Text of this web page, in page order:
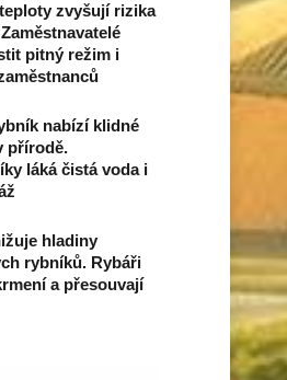
zvyšují rizika
pitný režim i
nabízí klidné
přírodě.
láká čistá voda i
hladiny
rybníků. Rybáři
a přesouvají